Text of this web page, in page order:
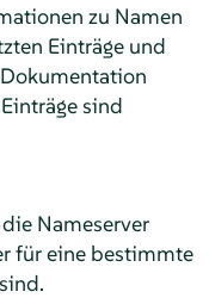
zu Namen
Einträge und
sind
Nameserver
für eine bestimmte